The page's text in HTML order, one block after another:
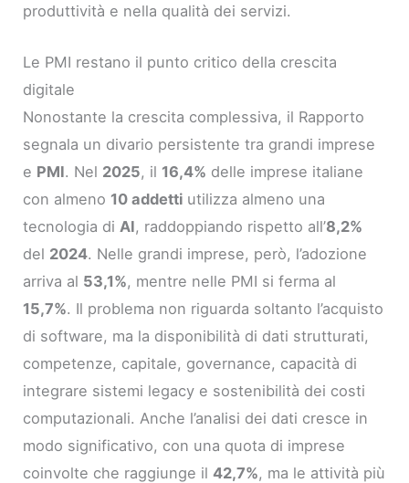
produttività e nella qualità dei servizi.
Le PMI restano il punto critico della crescita
digitale
Nonostante la crescita complessiva, il Rapporto
segnala un divario persistente tra grandi imprese
e PMI. Nel 2025, il 16,4% delle imprese italiane
con almeno 10 addetti utilizza almeno una
tecnologia di AI, raddoppiando rispetto all’8,2%
del 2024. Nelle grandi imprese, però, l’adozione
arriva al 53,1%, mentre nelle PMI si ferma al
15,7%. Il problema non riguarda soltanto l’acquisto
di software, ma la disponibilità di dati strutturati,
competenze, capitale, governance, capacità di
integrare sistemi legacy e sostenibilità dei costi
computazionali. Anche l’analisi dei dati cresce in
modo significativo, con una quota di imprese
coinvolte che raggiunge il42,7%, ma le attività più